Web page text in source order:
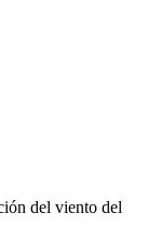
del viento del